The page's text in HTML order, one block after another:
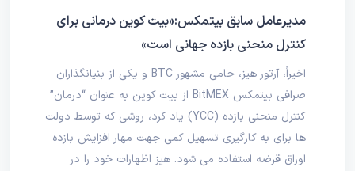
مدیرعامل سابق بیتمکس:«بیت کوین درمانی برای
کنترل منحنی بازده جهانی است»
اخیراً، آرتور هیز، حامی مشهور BTC و یکی از بنیانگذاران
صرافی بیتمکس BitMEX از بیت کوین به عنوان “درمان”
کنترل منحنی بازده (YCC) یاد کرد، روشی که توسط دولت
ها برای به کارگیری تسهیل کمی جهت مهار افزایش بازده
اوراق قرضه استفاده می شود. هیز اظهارات خود را در